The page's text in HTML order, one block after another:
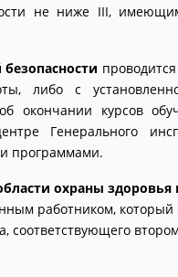
не ниже III,
проводится
либо с
окончании курсов
Генерального
программами.
охраны здоровья
работником,
соответствующего